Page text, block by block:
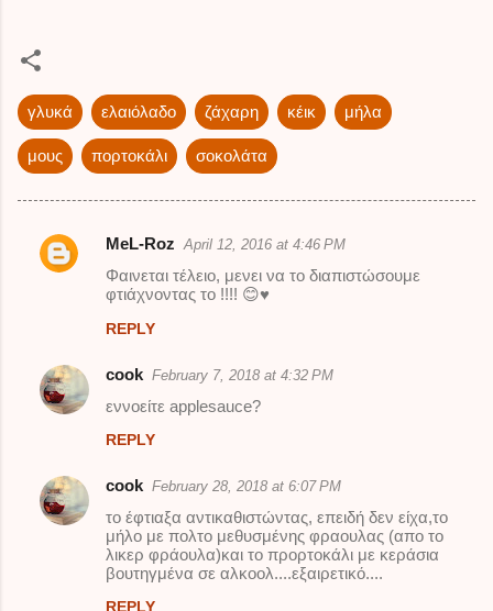
γλυκά ελαιόλαδο ζάχαρη κέικ μήλα
μους πορτοκάλι σοκολάτα
C
e
n
MeL-Roz April 12, 2016 at 4:46 PM
Φαινεται τέλειο, μενει να το διαπιστώσουμε
φτιάχνοντας το !!!! 😊♥️
REPLY
cook February 7, 2018 at 4:32 PM
εννοείτε applesauce?
REPLY
cook February 28, 2018 at 6:07 PM
το έφτιαξα αντικαθιστώντας, επειδή δεν είχα,το
μήλο με πολτο μεθυσμένης φραουλας (απο το
λικερ φράουλα)και το προρτοκάλι με κεράσια
βουτηγμένα σε αλκοολ....εξαιρετικό....
REPLY